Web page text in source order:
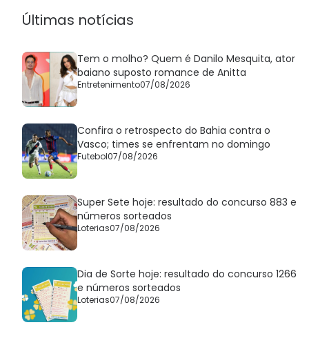
Últimas notícias
Tem o molho? Quem é Danilo Mesquita, ator
baiano suposto romance de Anitta
Entretenimento07/08/2026
Confira o retrospecto do Bahia contra o
Vasco; times se enfrentam no domingo
Futebol07/08/2026
Super Sete hoje: resultado do concurso 883 e
números sorteados
Loterias07/08/2026
Dia de Sorte hoje: resultado do concurso 1266
e números sorteados
Loterias07/08/2026